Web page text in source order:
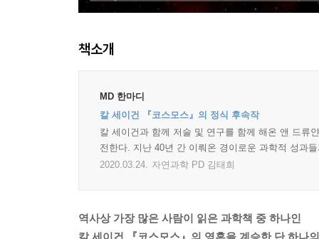
책소개
MD 한마디
칼 세이건 『코스모스』의 정식 후속작
칼 세이건과 함께 저술 및 연구를 함께 해온 앤 드류
전한다. 지난 40년 간 이뤄온 경이로운 과학적 성과
2020.03.24. 자연과학 PD 김태희
역사상 가장 많은 사람이 읽은 과학책 중 하나인